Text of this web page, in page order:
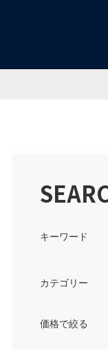
侍ジャパン
キーワード
カテゴリー
価格で絞る